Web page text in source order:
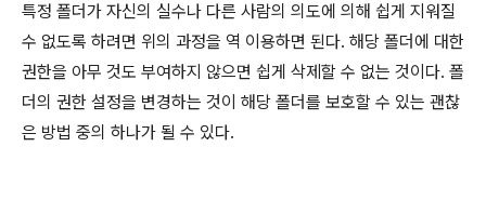
특정 폴더가 자신의 실수나 다른 사람의 의도에 의해 쉽게 지워질
수 없도록 하려면 위의 과정을 역 이용하면 된다. 해당 폴더에 대한
권한을 아무 것도 부여하지 않으면 쉽게 삭제할 수 없는 것이다. 폴
더의 권한 설정을 변경하는 것이 해당 폴더를 보호할 수 있는 괜찮
은 방법 중의 하나가 될 수 있다.